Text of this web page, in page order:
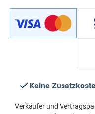
Keine
Verkäufer und